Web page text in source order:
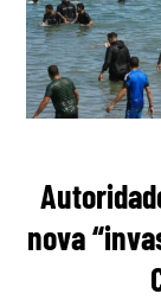
nova